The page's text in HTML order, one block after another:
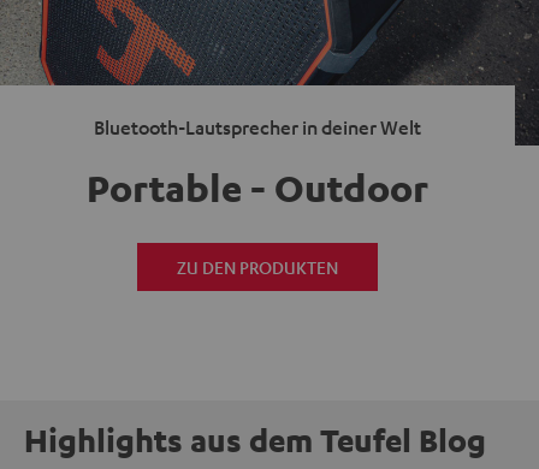
Bluetooth-Lautsprecher in deiner Welt
Portable - Outdoor
ZU DEN PRODUKTEN
Highlights aus dem Teufel Blog